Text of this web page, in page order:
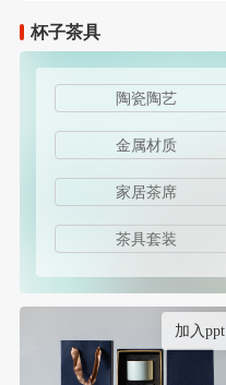
杯子茶具
陶瓷陶艺
金属材质
家居茶席
茶具套装
加入ppt